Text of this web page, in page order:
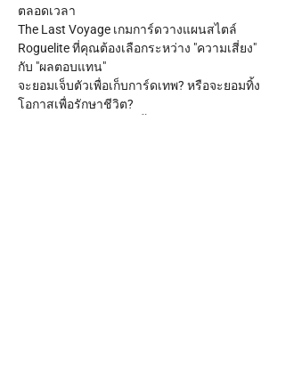
ตลอดเวลา
​The Last Voyage เกมการ์ดวางแผนสไตล์
Roguelite ที่คุณต้องเลือกระหว่าง "ความเสี่ยง"
กับ "ผลตอบแทน"
จะยอมเจ็บตัวเพื่อเก็บการ์ดเทพ? หรือจะยอมทิ้ง
โอกาสเพื่อรักษาชีวิต?